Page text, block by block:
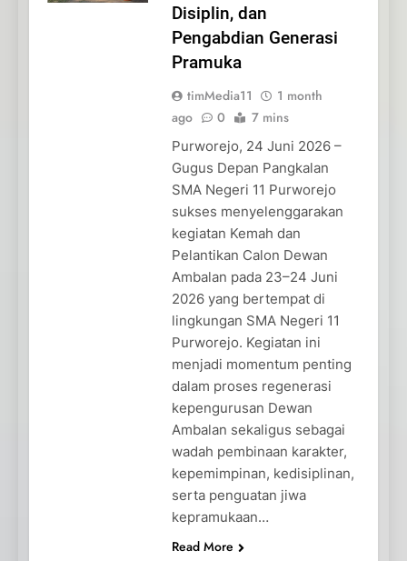
Disiplin, dan
Pengabdian Generasi
Pramuka
timMedia11
1 month
ago
0 7 mins
Purworejo, 24 Juni 2026 –
Gugus Depan Pangkalan
SMA Negeri 11 Purworejo
sukses menyelenggarakan
kegiatan Kemah dan
Pelantikan Calon Dewan
Ambalan pada 23–24 Juni
2026 yang bertempat di
lingkungan SMA Negeri 11
Purworejo. Kegiatan ini
menjadi momentum penting
dalam proses regenerasi
kepengurusan Dewan
Ambalan sekaligus sebagai
wadah pembinaan karakter,
kepemimpinan, kedisiplinan,
serta penguatan jiwa
kepramukaan…
Read More